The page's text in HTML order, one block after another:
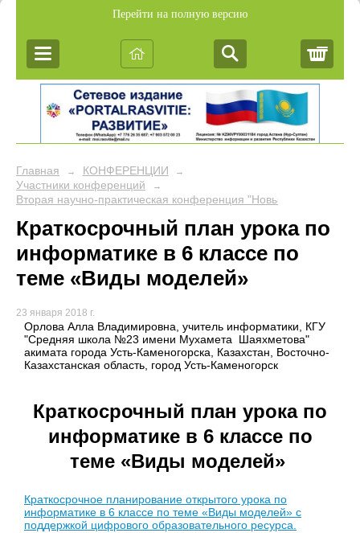
Перейти на полную версию
Главная → КОНФЕРЕНЦИИ →
Участники конференций →
Вторая научно-практическая конференция "Новые подходы в
Краткосрочный план урока по
информатике в 6 классе по
теме «Виды моделей»
23 января 2018 г.
Орлова Алла Владимировна, учитель информатики, КГУ
"Средняя школа №23 имени Мухамета Шаяхметова"
акимата города Усть-Каменогорска, Казахстан, Восточно-
Казахстанская область, город Усть-Каменогорск
Краткосрочный план урока по
информатике в 6 классе по
теме «Виды моделей»
Краткосрочное планирование открытого урока по
информатике в 6 классе по теме «Виды моделей» с
поддержкой цифрового образовательного ресурса.